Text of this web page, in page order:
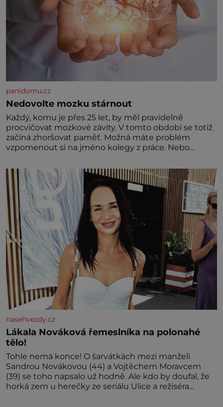
panidomu.cz
Nedovolte mozku stárnout
Každý, komu je přes 25 let, by měl pravidelně
procvičovat mozkové závity. V tomto období se totiž
začíná zhoršovat paměť. Možná máte problém
vzpomenout si na jméno kolegy z práce. Nebo
nedávno přečetli. Je to opravdu tak, s věkem jako
kdyby se paměť rozhodla stávkovat. Cvičte
nasehvezdy.cz
Lákala Nováková řemeslníka na polonahé
tělo!
Tohle nemá konce! O šarvátkách mezi manželi
Sandrou Novákovou (44) a Vojtěchem Moravcem
(39) se toho napsalo už hodně. Ale kdo by doufal, že
horká zem u herečky ze seriálu Ulice a režiséra